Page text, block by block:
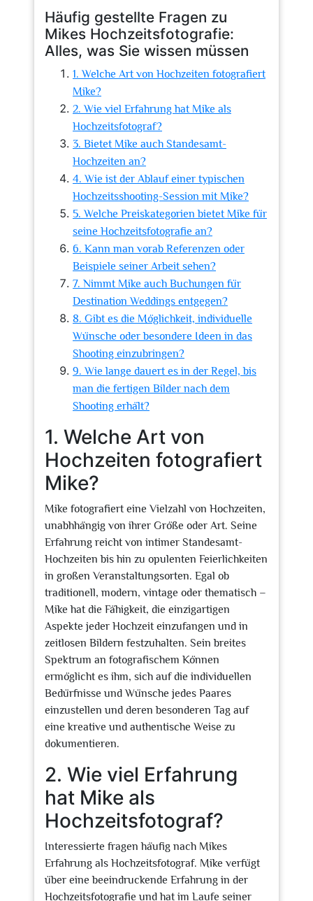
Häufig gestellte Fragen zu
Mikes Hochzeitsfotografie:
Alles, was Sie wissen müssen
1. Welche Art von Hochzeiten fotografiert
Mike?
2. Wie viel Erfahrung hat Mike als
Hochzeitsfotograf?
3. Bietet Mike auch Standesamt-
Hochzeiten an?
4. Wie ist der Ablauf einer typischen
Hochzeitsshooting-Session mit Mike?
5. Welche Preiskategorien bietet Mike für
seine Hochzeitsfotografie an?
6. Kann man vorab Referenzen oder
Beispiele seiner Arbeit sehen?
7. Nimmt Mike auch Buchungen für
Destination Weddings entgegen?
8. Gibt es die Möglichkeit, individuelle
Wünsche oder besondere Ideen in das
Shooting einzubringen?
9. Wie lange dauert es in der Regel, bis
man die fertigen Bilder nach dem
Shooting erhält?
1. Welche Art von
Hochzeiten fotografiert
Mike?
Mike fotografiert eine Vielzahl von Hochzeiten,
unabhhängig von ihrer Größe oder Art. Seine
Erfahrung reicht von intimer Standesamt-
Hochzeiten bis hin zu opulenten Feierlichkeiten
in großen Veranstaltungsorten. Egal ob
traditionell, modern, vintage oder thematisch –
Mike hat die Fähigkeit, die einzigartigen
Aspekte jeder Hochzeit einzufangen und in
zeitlosen Bildern festzuhalten. Sein breites
Spektrum an fotografischem Können
ermöglicht es ihm, sich auf die individuellen
Bedürfnisse und Wünsche jedes Paares
einzustellen und deren besonderen Tag auf
eine kreative und authentische Weise zu
dokumentieren.
2. Wie viel Erfahrung
hat Mike als
Hochzeitsfotograf?
Interessierte fragen häufig nach Mikes
Erfahrung als Hochzeitsfotograf. Mike verfügt
über eine beeindruckende Erfahrung in der
Hochzeitsfotografie und hat im Laufe seiner